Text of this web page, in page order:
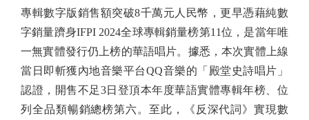
專輯數字版銷售額突破8千萬元人民幣，更早憑藉純數
字銷量躋身IFPI 2024全球專輯銷量榜第11位，是當年唯
一無實體發行仍上榜的華語唱片。據悉，本次實體上線
當日即斬獲內地音樂平台QQ音樂的「殿堂史詩唱片」
認證，開售不足3日登頂本年度華語實體專輯年榜、位
列全品類暢銷總榜第六。至此，《反深代詞》實現數